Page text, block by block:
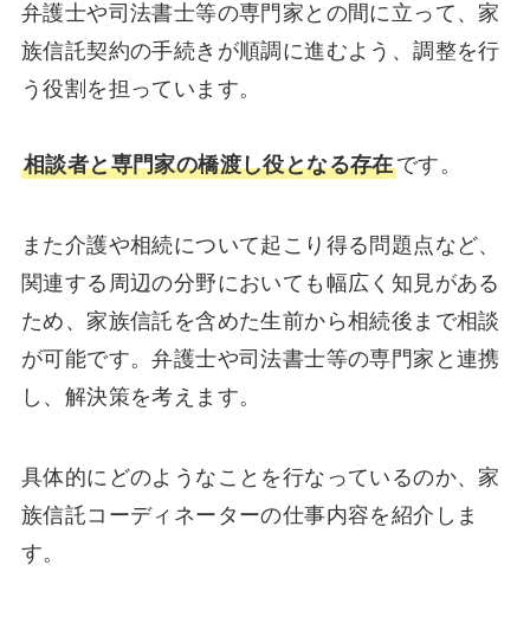
弁護士や司法書士等の専門家との間に立って、家
族信託契約の手続きが順調に進むよう、調整を行
う役割を担っています。
相談者と専門家の橋渡し役となる存在です。
また介護や相続について起こり得る問題点など、
関連する周辺の分野においても幅広く知見がある
ため、家族信託を含めた生前から相続後まで相談
が可能です。弁護士や司法書士等の専門家と連携
し、解決策を考えます。
具体的にどのようなことを行なっているのか、家
族信託コーディネーターの仕事内容を紹介しま
す。